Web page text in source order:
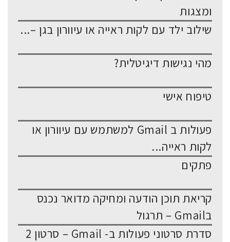
ומצגות
שילוב ילד עם לקות ראייה או עיוורון בגן –...
מהי נגישות דיגיטלית?
טיפוח אישי
פעולות ב Gmail למשתמש עם עיוורון או
לקות ראייה...
פתקים
קריאת תוכן הודעה ומחיקה מדואר נכנס
בGmail – תרגול
סדרת סרטוני פעולות ב- Gmail – סרטון 2